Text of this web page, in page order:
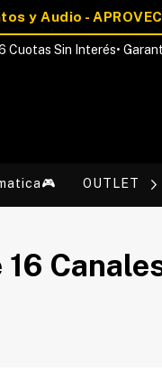
Cuotas Sin Interés•
OUTLET💰